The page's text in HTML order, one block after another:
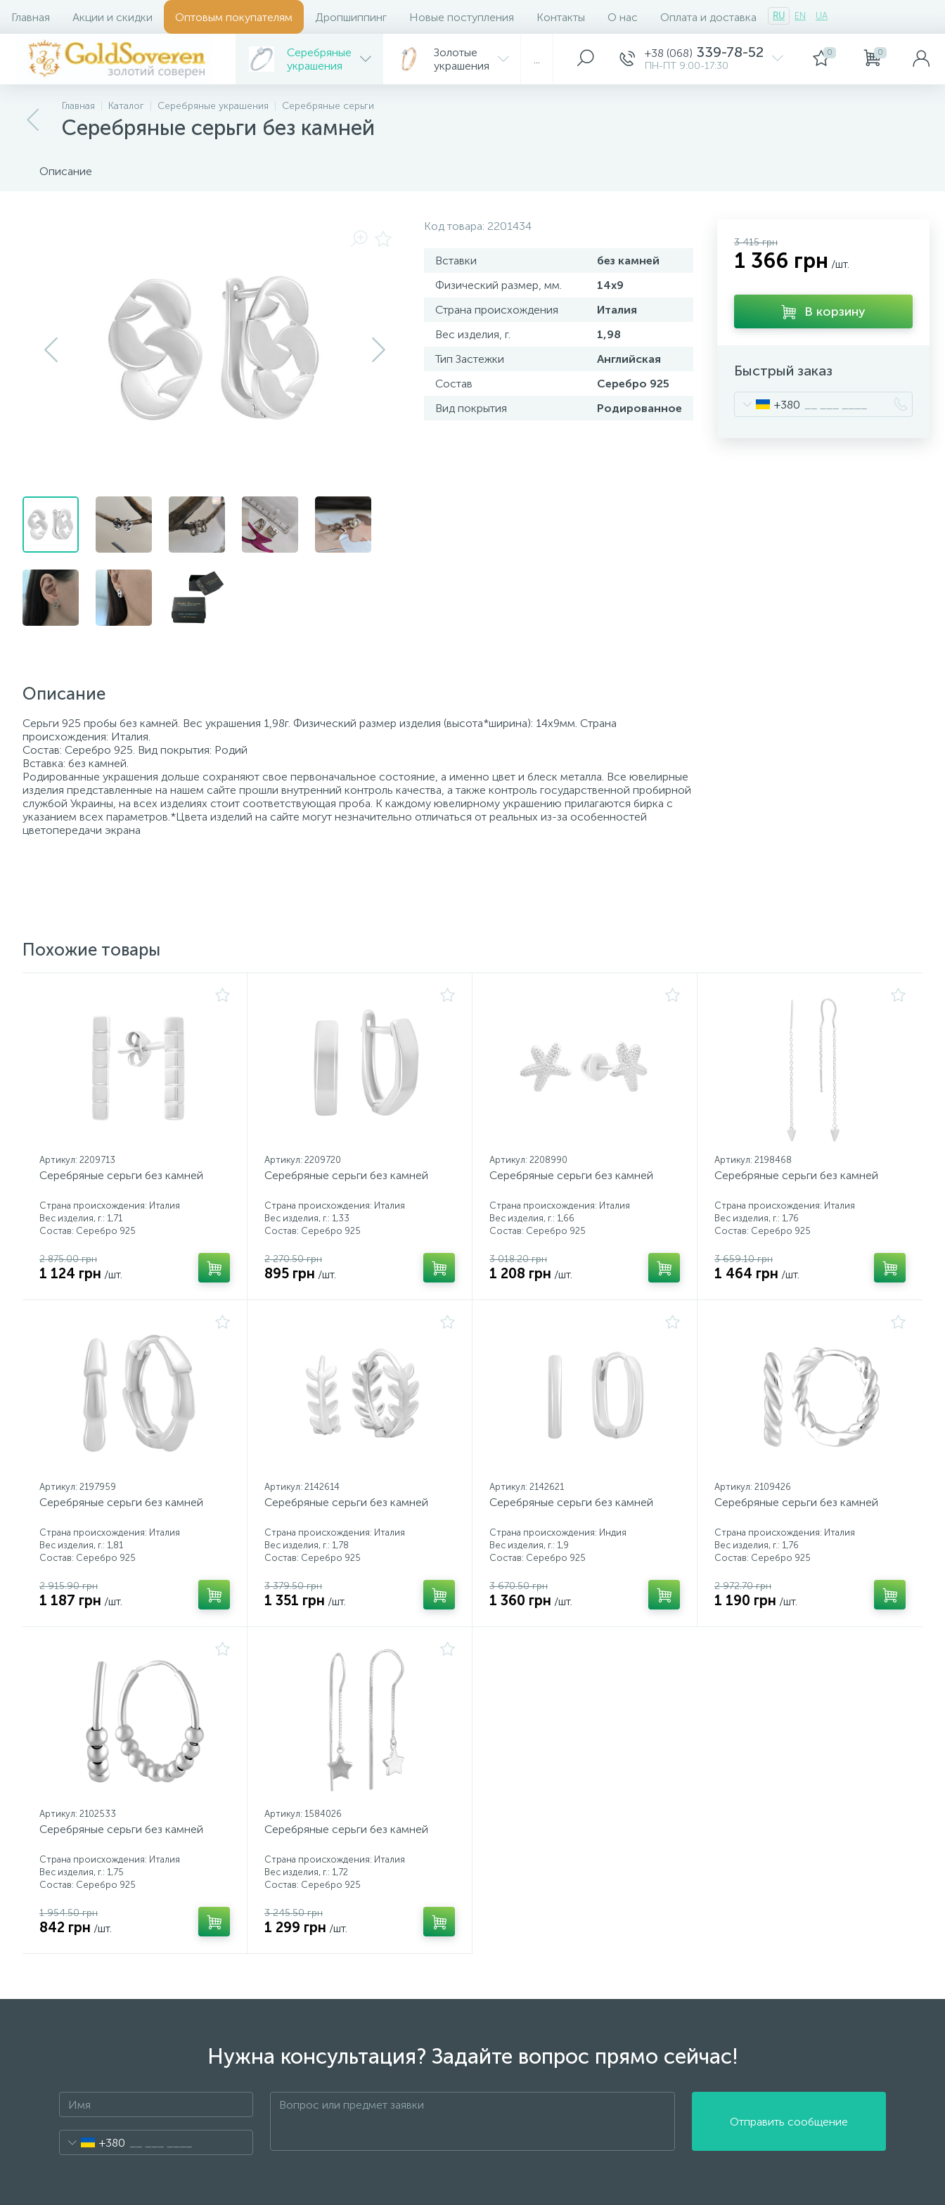
Главная Акции и скидки Оптовым покупателям Дропшиппинг Новые поступления Контакты О нас Оплата и доставка RU EN UA
Серебряные
украшения
Золотые
украшения
+38 (068) 339-78-52
ПН-ПТ 9:00-17:30
0 0
Главная Каталог Серебряные украшения Серебряные серьги
Серебряные серьги без камней
Описание
Код товара: 2201434
Вставки
без камней
Физический размер, мм.
14x9
Страна происхождения
Италия
Вес изделия, г.
1,98
Тип Застежки
Английская
Состав
Серебро 925
Вид покрытия
Родированное
Описание
Серьги 925 пробы без камней. Вес украшения 1,98г. Физический размер изделия (высота*ширина): 14x9мм. Страна
происхождения: Италия.
Состав: Серебро 925. Вид покрытия: Родий
Вставка: без камней.
Родированные украшения дольше сохраняют свое первоначальное состояние, а именно цвет и блеск металла. Все ювелирные
изделия представленные на нашем сайте прошли внутренний контроль качества, а также контроль государственной пробирной
службой Украины, на всех изделиях стоит соответствующая проба. К каждому ювелирному украшению прилагаются бирка с
указанием всех параметров.*Цвета изделий на сайте могут незначительно отличаться от реальных из-за особенностей
цветопередачи экрана
3 415 грн
1 366 грн /шт.
В корзину
Быстрый заказ
+380
Похожие товары
Артикул: 2209713
Серебряные серьги без камней
Страна происхождения: Италия
Вес изделия, г.: 1,71
Состав: Серебро 925
2 875.00 грн
1 124 грн /шт.
Артикул: 2209720
Серебряные серьги без камней
Страна происхождения: Италия
Вес изделия, г.: 1,33
Состав: Серебро 925
2 270.50 грн
895 грн /шт.
Артикул: 2208990
Серебряные серьги без камней
Страна происхождения: Италия
Вес изделия, г.: 1,66
Состав: Серебро 925
3 018.20 грн
1 208 грн /шт.
Артикул: 2198468
Серебряные серьги без камней
Страна происхождения: Италия
Вес изделия, г.: 1,76
Состав: Серебро 925
3 659.10 грн
1 464 грн /шт.
Артикул: 2197959
Серебряные серьги без камней
Страна происхождения: Италия
Вес изделия, г.: 1,81
Состав: Серебро 925
2 915.90 грн
1 187 грн /шт.
Артикул: 2142614
Серебряные серьги без камней
Страна происхождения: Италия
Вес изделия, г.: 1,78
Состав: Серебро 925
3 379.50 грн
1 351 грн /шт.
Артикул: 2142621
Серебряные серьги без камней
Страна происхождения: Индия
Вес изделия, г.: 1,9
Состав: Серебро 925
3 670.50 грн
1 360 грн /шт.
Артикул: 2109426
Серебряные серьги без камней
Страна происхождения: Италия
Вес изделия, г.: 1,76
Состав: Серебро 925
2 972.70 грн
1 190 грн /шт.
Артикул: 2102533
Серебряные серьги без камней
Страна происхождения: Италия
Вес изделия, г.: 1,75
Состав: Серебро 925
1 954.50 грн
842 грн /шт.
Артикул: 1584026
Серебряные серьги без камней
Страна происхождения: Италия
Вес изделия, г.: 1,72
Состав: Серебро 925
3 245.50 грн
1 299 грн /шт.
Нужна консультация? Задайте вопрос прямо сейчас!
+380
Отправить сообщение